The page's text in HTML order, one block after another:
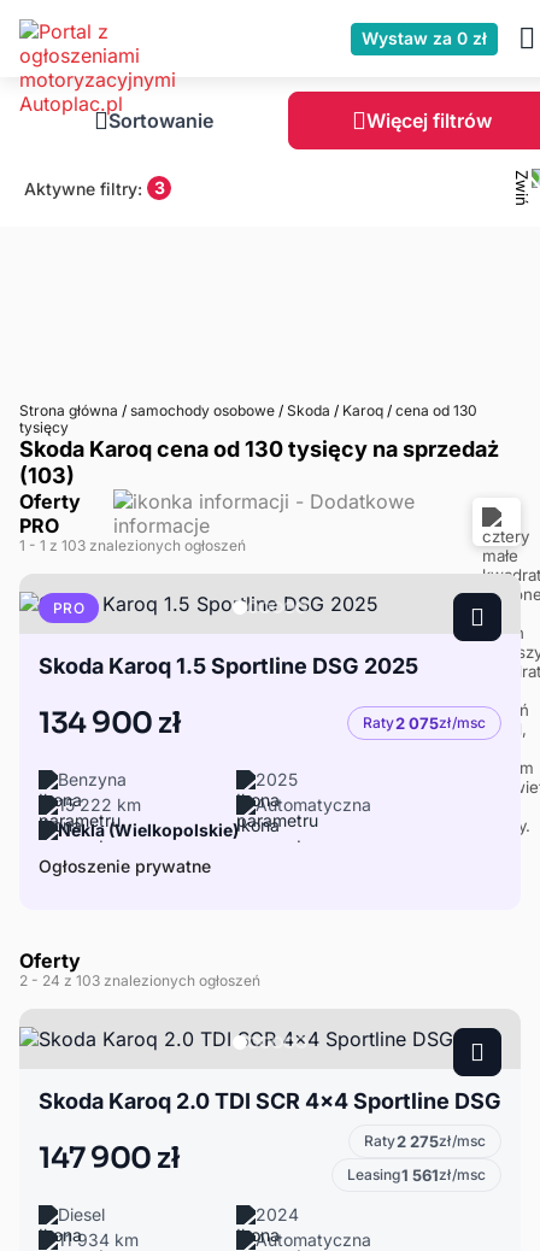
Wystaw za 0 zł
Sortowanie Więcej filtrów
Aktywne filtry: 3
Strona główna / samochody osobowe / Skoda / Karoq / cena od 130
tysięcy
Skoda Karoq cena od 130 tysięcy na sprzedaż
(103)
Oferty
PRO
1 - 1 z 103 znalezionych ogłoszeń
PRO
Skoda Karoq 1.5 Sportline DSG 2025
134 900 zł Raty2 075zł/msc
Benzyna
2025
15 222 km
Automatyczna
Nekla (Wielkopolskie)
Ogłoszenie prywatne
Oferty
2 - 24 z 103 znalezionych ogłoszeń
Skoda Karoq 2.0 TDI SCR 4x4 Sportline DSG
147 900 zł Raty2 275zł/msc
Leasing1 561zł/msc
Diesel
2024
11 934 km
Automatyczna